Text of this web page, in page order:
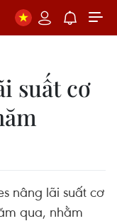
suất cơ
nâng lãi suất cơ
qua, nhằm